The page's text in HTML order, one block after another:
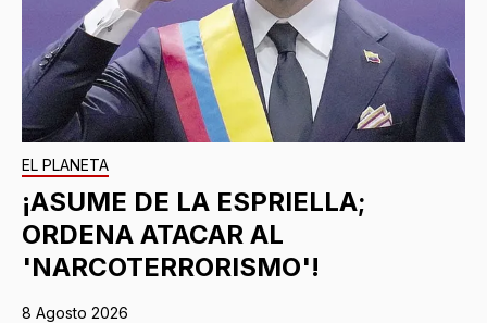
EL PLANETA
¡ASUME DE LA ESPRIELLA;
ORDENA ATACAR AL
'NARCOTERRORISMO'!
8 Agosto 2026